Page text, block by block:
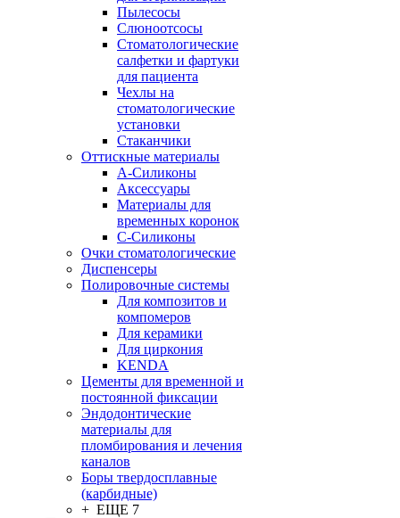
Пылесосы
Слюноотсосы
Стоматологические
салфетки и фартуки
для пациента
Чехлы на
стоматологические
установки
Стаканчики
Оттискные материалы
А-Силиконы
Аксессуары
Материалы для
временных коронок
С-Силиконы
Очки стоматологические
Диспенсеры
Полировочные системы
Для композитов и
компомеров
Для керамики
Для циркония
KENDA
Цементы для временной и
постоянной фиксации
Эндодонтические
материалы для
пломбирования и лечения
каналов
Боры твердосплавные
(карбидные)
+ ЕЩЕ 7